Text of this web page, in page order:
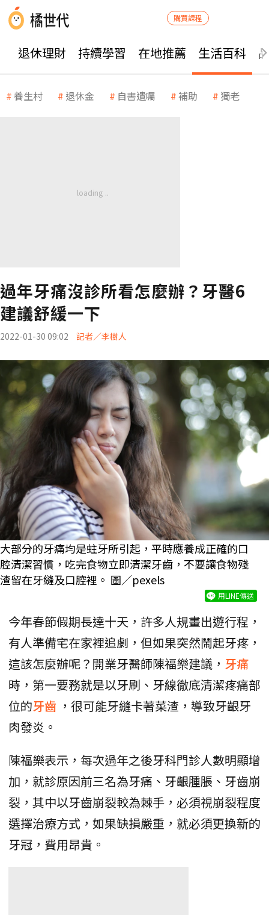
購買課程
退休理財 持續學習 在地推薦 生活百科
養生村 退休金 自書遺囑 補助 獨老
過年牙痛沒診所看怎麼辦？牙醫6
建議舒緩一下
2022-01-30 09:02 記者／李樹人
大部分的牙痛均是蛀牙所引起，平時應養成正確的口
腔清潔習慣，吃完食物立即清潔牙齒，不要讓食物殘
渣留在牙縫及口腔裡。 圖／pexels
用LINE傳送
今年春節假期長達十天，許多人規畫出遊行程，
有人準備宅在家裡追劇，但如果突然鬧起牙疼，
這該怎麼辦呢？開業牙醫師陳福樂建議， 牙痛
時，第一要務就是以牙刷、牙線徹底清潔疼痛部
位的牙齒 ，很可能牙縫卡著菜渣，導致牙齦牙
肉發炎。
陳福樂表示，每次過年之後牙科門診人數明顯增
加，就診原因前三名為牙痛、牙齦腫脹、牙齒崩
裂，其中以牙齒崩裂較為棘手，必須視崩裂程度
選擇治療方式，如果缺損嚴重，就必須更換新的
牙冠，費用昂貴。